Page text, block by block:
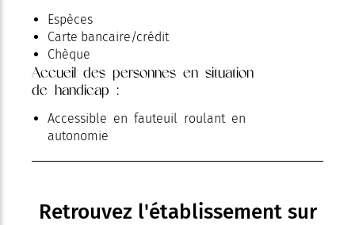
Espèces
Carte bancaire/crédit
Chèque
Accueil des personnes en situation
de handicap :
Accessible en fauteuil roulant en
autonomie
Retrouvez l'établissement sur